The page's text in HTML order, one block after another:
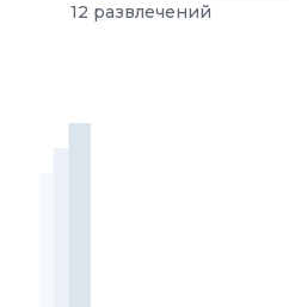
12 развлечений